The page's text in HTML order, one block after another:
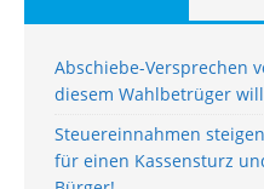
Abschiebe-Versprechen
diesem Wahlbetrüger
Steuereinnahmen
für einen Kassensturz